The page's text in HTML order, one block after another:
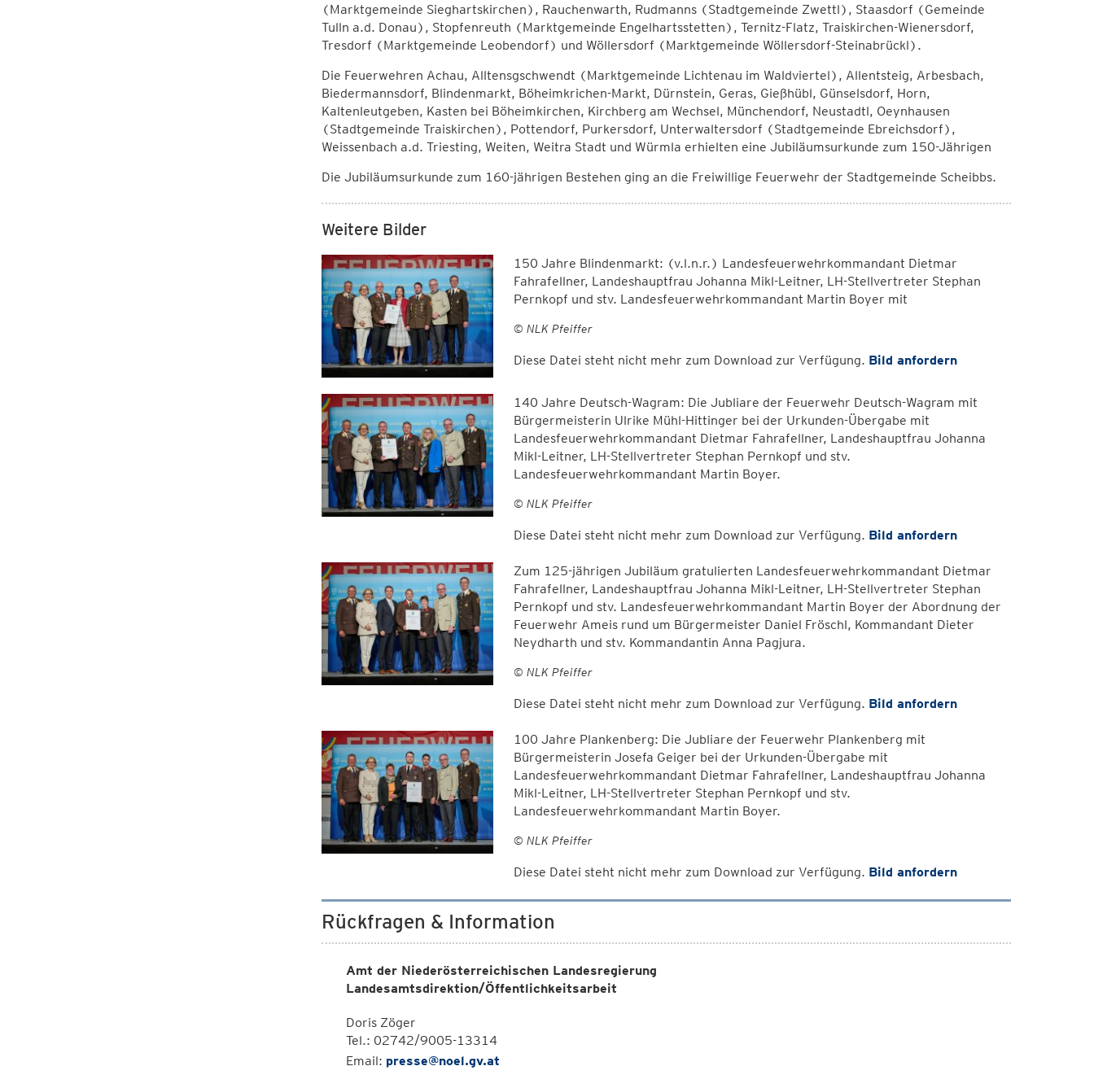
(Marktgemeinde Sieghartskirchen), Rauchenwarth, Rudmanns (Stadtgemeinde Zwettl), Staasdorf (Gemeinde
Tulln a.d. Donau), Stopfenreuth (Marktgemeinde Engelhartsstetten), Ternitz-Flatz, Traiskirchen-Wienersdorf,
Tresdorf (Marktgemeinde Leobendorf) und Wöllersdorf (Marktgemeinde Wöllersdorf-Steinabrückl).
Die Feuerwehren Achau, Alltensgschwendt (Marktgemeinde Lichtenau im Waldviertel), Allentsteig, Arbesbach,
Biedermannsdorf, Blindenmarkt, Böheimkrichen-Markt, Dürnstein, Geras, Gießhübl, Günselsdorf, Horn,
Kaltenleutgeben, Kasten bei Böheimkirchen, Kirchberg am Wechsel, Münchendorf, Neustadtl, Oeynhausen
(Stadtgemeinde Traiskirchen), Pottendorf, Purkersdorf, Unterwaltersdorf (Stadtgemeinde Ebreichsdorf),
Weissenbach a.d. Triesting, Weiten, Weitra Stadt und Würmla erhielten eine Jubiläumsurkunde zum 150-Jährigen
Die Jubiläumsurkunde zum 160-jährigen Bestehen ging an die Freiwillige Feuerwehr der Stadtgemeinde Scheibbs.
Weitere Bilder
150 Jahre Blindenmarkt: (v.l.n.r.) Landesfeuerwehrkommandant Dietmar
Fahrafellner, Landeshauptfrau Johanna Mikl-Leitner, LH-Stellvertreter Stephan
Pernkopf und stv. Landesfeuerwehrkommandant Martin Boyer mit
© NLK Pfeiffer
Diese Datei steht nicht mehr zum Download zur Verfügung. Bild anfordern
140 Jahre Deutsch-Wagram: Die Jubliare der Feuerwehr Deutsch-Wagram mit
Bürgermeisterin Ulrike Mühl-Hittinger bei der Urkunden-Übergabe mit
Landesfeuerwehrkommandant Dietmar Fahrafellner, Landeshauptfrau Johanna
Mikl-Leitner, LH-Stellvertreter Stephan Pernkopf und stv.
Landesfeuerwehrkommandant Martin Boyer.
© NLK Pfeiffer
Diese Datei steht nicht mehr zum Download zur Verfügung. Bild anfordern
Zum 125-jährigen Jubiläum gratulierten Landesfeuerwehrkommandant Dietmar
Fahrafellner, Landeshauptfrau Johanna Mikl-Leitner, LH-Stellvertreter Stephan
Pernkopf und stv. Landesfeuerwehrkommandant Martin Boyer der Abordnung der
Feuerwehr Ameis rund um Bürgermeister Daniel Fröschl, Kommandant Dieter
Neydharth und stv. Kommandantin Anna Pagjura.
© NLK Pfeiffer
Diese Datei steht nicht mehr zum Download zur Verfügung. Bild anfordern
100 Jahre Plankenberg: Die Jubliare der Feuerwehr Plankenberg mit
Bürgermeisterin Josefa Geiger bei der Urkunden-Übergabe mit
Landesfeuerwehrkommandant Dietmar Fahrafellner, Landeshauptfrau Johanna
Mikl-Leitner, LH-Stellvertreter Stephan Pernkopf und stv.
Landesfeuerwehrkommandant Martin Boyer.
© NLK Pfeiffer
Diese Datei steht nicht mehr zum Download zur Verfügung. Bild anfordern
Rückfragen & Information
Amt der Niederösterreichischen Landesregierung
Landesamtsdirektion/Öffentlichkeitsarbeit
Doris Zöger
Tel.: 02742/9005-13314
Email: presse@noel.gv.at